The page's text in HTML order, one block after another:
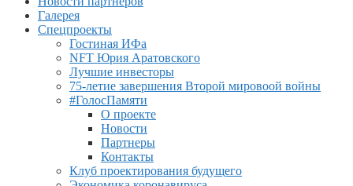
Галерея
Спецпроекты
Гостиная ИФа
NFT Юрия Аратовского
Лучшие инвесторы
75-летие завершения Второй мировоой войны
#ГолосПамяти
О проекте
Новости
Партнеры
Контакты
Клуб проектирования будущего